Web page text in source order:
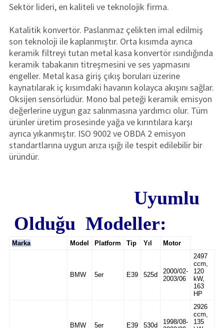
Sektör lideri, en kaliteli ve teknolojik firma.
Katalitik konvertör. Paslanmaz çelikten imal edilmiş
son teknoloji ile kaplanmıştır. Orta kısımda ayrıca
keramik filtreyi tutan metal kasa konvertör ısındığında
keramik tabakanın titreşmesini ve ses yapmasını
engeller. Metal kasa giriş çıkış boruları üzerine
kaynatılarak iç kısımdaki havanın kolayca akışını sağlar.
Oksijen sensörlüdür. Mono bal peteği keramik emisyon
değerlerine uygun gaz salınmasına yardımcı olur. Tüm
ürünler üretim prosesinde yağa ve kırıntılara karşı
ayrıca yıkanmıştır. ISO 9002 ve OBDA 2 emisyon
standartlarına uygun arıza ışığı ile tespit edilebilir bir
üründür.
Uyumlu
Olduğu Modeller:
Marka Model Platform Tip Yıl Motor
BMW 5er E39 525d
2000/02-
2003/06
2497
ccm,
120
kW,
163
HP
BMW 5er E39 530d
1998/08-
2926
ccm,
135